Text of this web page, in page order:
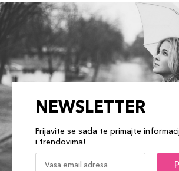
NEWSLETTER
Prijavite se sada te primajte
i trendovima!